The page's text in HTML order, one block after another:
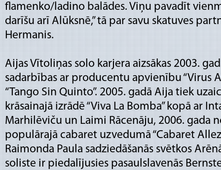
flamenko/ladino balādes. Viņu pavadīt
darīšu arī Alūksnē,” tā par savu skatuves
Hermanis.
Aijas Vītoliņas solo karjera aizsākas 2003.
sadarbības ar producentu apvienību “Virus
“Tango Sin Quinto”. 2005. gadā Aija tiek
krāsainajā izrādē “Viva La Bomba” kopā ar
Marhilēviču un Laimi Rācenāju, 2006. gada
populārajā cabaret uzvedumā “Cabaret
Raimonda Paula sadziedāšanās svētkos
soliste ir piedalījusies pasaulslavenās